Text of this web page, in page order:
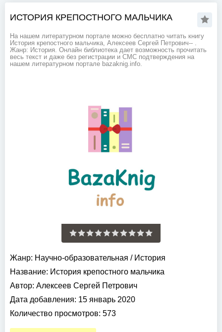
ИСТОРИЯ КРЕПОСТНОГО МАЛЬЧИКА
На нашем литературном портале можно бесплатно читать книгу
История крепостного мальчика, Алексеев Сергей Петрович-- .
Жанр: История. Онлайн библиотека дает возможность прочитать
весь текст и даже без регистрации и СМС подтверждения на
нашем литературном портале bazaknig.info.
Жанр: Научно-образовательная / История
Название: История крепостного мальчика
Автор: Алексеев Сергей Петрович
Дата добавления: 15 январь 2020
Количество просмотров: 573